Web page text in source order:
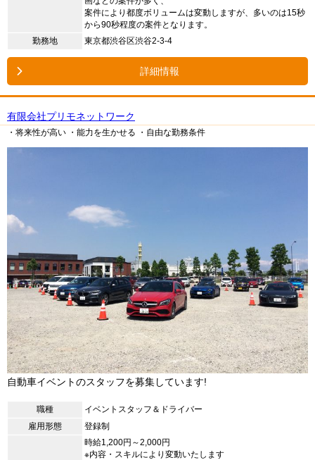
案件により都度ボリュームは変動しますが、多いのは15秒
から90秒程度の案件となります。
勤務地
東京都渋谷区渋谷2-3-4
詳細情報
有限会社プリモネットワーク
・将来性が高い ・能力を生かせる ・自由な勤務条件
自動車イベントのスタッフを募集しています!
職種
イベントスタッフ＆ドライバー
雇用形態
登録制
時給1,200円～2,000円
※内容・スキルにより変動いたします